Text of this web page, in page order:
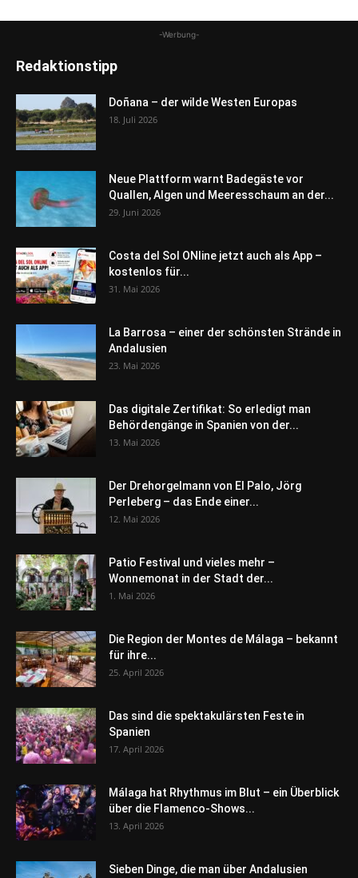
-Werbung-
Redaktionstipp
Doñana – der wilde Westen Europas
18. Juli 2026
Neue Plattform warnt Badegäste vor
Quallen, Algen und Meeresschaum an der...
29. Juni 2026
Costa del Sol ONline jetzt auch als App –
kostenlos für...
31. Mai 2026
La Barrosa – einer der schönsten Strände in
Andalusien
23. Mai 2026
Das digitale Zertifikat: So erledigt man
Behördengänge in Spanien von der...
13. Mai 2026
Der Drehorgelmann von El Palo, Jörg
Perleberg – das Ende einer...
12. Mai 2026
Patio Festival und vieles mehr –
Wonnemonat in der Stadt der...
1. Mai 2026
Die Region der Montes de Málaga – bekannt
für ihre...
25. April 2026
Das sind die spektakulärsten Feste in
Spanien
17. April 2026
Málaga hat Rhythmus im Blut – ein Überblick
über die Flamenco-Shows...
13. April 2026
Sieben Dinge, die man über Andalusien